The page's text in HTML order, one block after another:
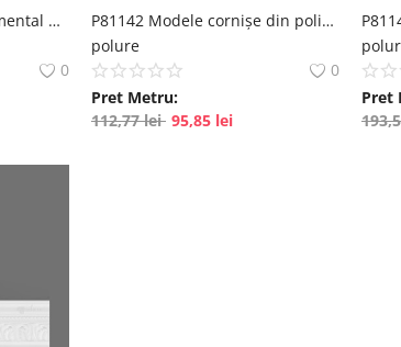
P81116 Poliuretan ornamental decorativ cu model
0
P81142 Modele cornișe din poliuretan
polure
0
Pret Metru:
112,77lei 95,85 lei
Pret